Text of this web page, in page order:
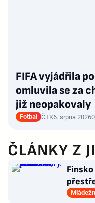
FIFA vyjádřila
omluvila se za
již neopakovaly
Fotbal ČTK6. srpna 2026
ČLÁNKY Z